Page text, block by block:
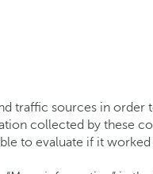
traffic sources in
collected by these
to evaluate if it